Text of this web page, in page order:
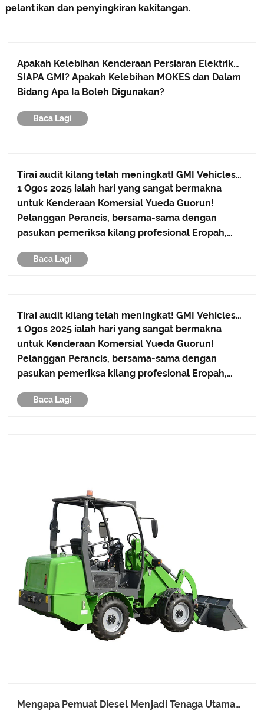
pelantikan dan penyingkiran kakitangan.
Apakah Kelebihan Kenderaan Persiaran Elektrik
dan di Kawasan Apa Ia Boleh Digunakan?
SIAPA GMI? Apakah Kelebihan MOKES dan Dalam
Bidang Apa Ia Boleh Digunakan?
Baca Lagi
Tirai audit kilang telah meningkat! GMI Vehicles
telah memulakan perjalanan baharu kerjasama
antarabangsa.
1 Ogos 2025 ialah hari yang sangat bermakna
untuk Kenderaan Komersial Yueda Guorun!
Pelanggan Perancis, bersama-sama dengan
pasukan pemeriksa kilang profesional Eropah,
atas Yueda Guorun melalui VVR INTERNATIONAL.
Baca Lagi
Tirai audit kilang telah meningkat! GMI Vehicles
telah memulakan perjalanan baharu kerjasama
antarabangsa.
1 Ogos 2025 ialah hari yang sangat bermakna
untuk Kenderaan Komersial Yueda Guorun!
Pelanggan Perancis, bersama-sama dengan
pasukan pemeriksa kilang profesional Eropah,
atas Yueda Guorun melalui VVR INTERNATIONAL.
Baca Lagi
Mengapa Pemuat Diesel Menjadi Tenaga Utama